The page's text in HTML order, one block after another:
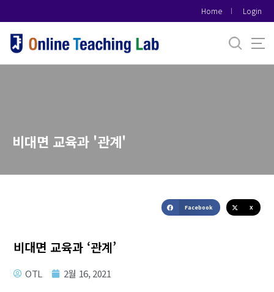
로
Home Login
비대면 교육과 '관계'
Facebook X
비대면 교육과 ‘관계’
OTL 2월 16, 2021